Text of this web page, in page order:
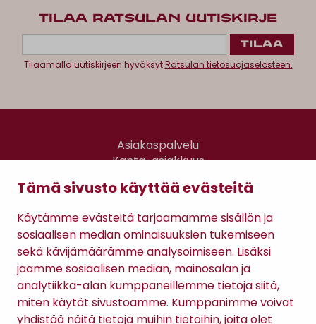
Tämä sivusto käyttää evästeitä
Käytämme evästeitä tarjoamamme sisällön ja
sosiaalisen median ominaisuuksien tukemiseen
sekä kävijämäärämme analysoimiseen. Lisäksi
jaamme sosiaalisen median, mainosalan ja
analytiikka-alan kumppaneillemme tietoja siitä,
miten käytät sivustoamme. Kumppanimme voivat
yhdistää näitä tietoja muihin tietoihin, joita olet
TILAA RATSULAN UUTISKIRJE
Tilaamalla uutiskirjeen hyväksytRatsulan tietosuojaselosteen.
Asiakaspalvelu
Kanta-asiakkuus
Gomee Ratsula Café
Sopimusehdot
Tietosuojaseloste
Maksutavat